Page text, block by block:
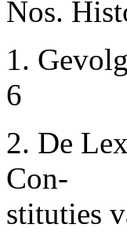
Nos.
1.
6
2. De
Con-
stituties